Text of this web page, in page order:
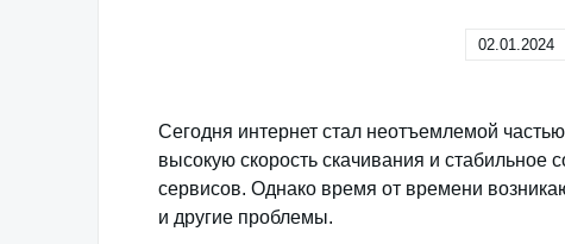
02.01.2024
Сегодня интернет стал неотъемлемой
высокую скорость скачивания и
сервисов. Однако время от времени
и другие проблемы.